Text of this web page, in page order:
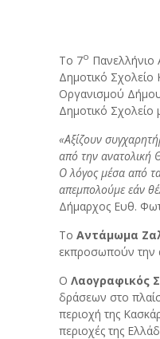
Το 7ο
Δημοτικό Σχολείο
Οργανισμού
Δημοτικό
«Αξίζουν
από την ανατολική
Ο λόγος μέσα από
απεμπολούμε εάν
Δήμαρχος Ευθ.
ΤοΑντάμωμα
εκπροσωπούν την
ΟΛαογραφικός
δράσεων στο
περιοχή της
περιοχές της